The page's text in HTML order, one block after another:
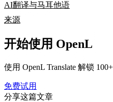
AI翻译与马耳他语
来源
开始使用 OpenL
使用 OpenL Translate 解锁
免费试用
分享这篇文章